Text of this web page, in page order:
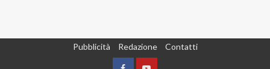
Pubblicità Redazione Contatti